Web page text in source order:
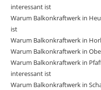
interessant ist
Warum Balkonkraftwerk in
ist
Warum Balkonkraftwerk in
Warum Balkonkraftwerk in
Warum Balkonkraftwerk in
interessant ist
Warum Balkonkraftwerk in